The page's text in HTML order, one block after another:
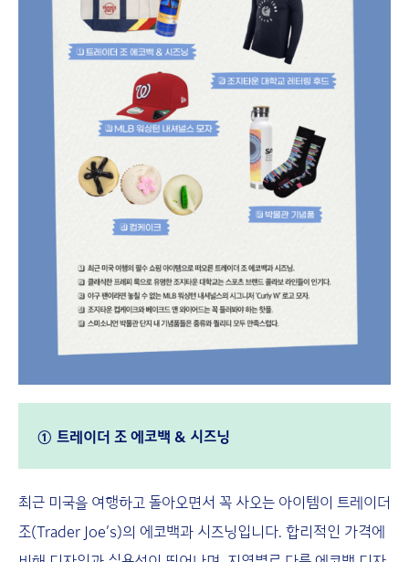
① 트레이더 조 에코백 & 시즈닝
최근 미국을 여행하고 돌아오면서 꼭 사오는 아이템이 트레이더
조(Trader Joe’s)의 에코백과 시즈닝입니다. 합리적인 가격에